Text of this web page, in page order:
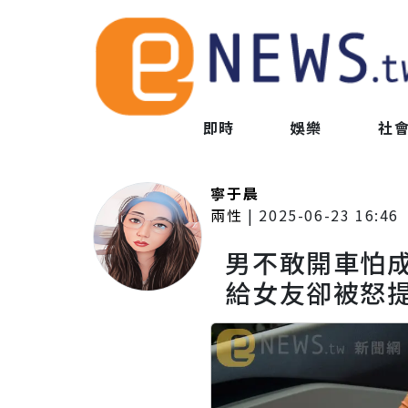
即時 娛樂 社
寧于晨
兩性 | 2025-06-23 16:46
男不敢開車怕
給女友卻被怒